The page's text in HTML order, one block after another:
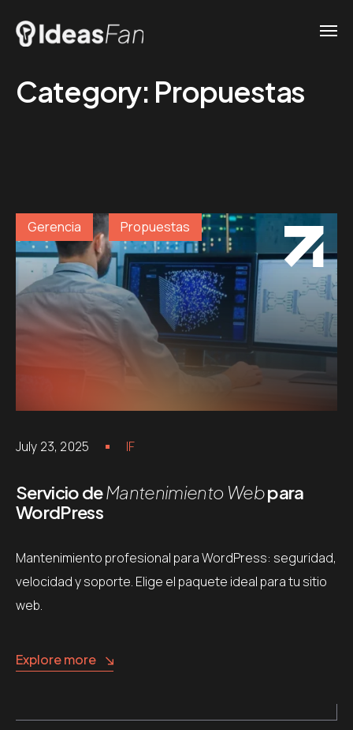
Category: Propuestas
Gerencia Propuestas
July 23, 2025 IF
Servicio deMantenimiento Webpara
WordPress
Mantenimiento profesional para WordPress: seguridad,
velocidad y soporte. Elige el paquete ideal para tu sitio
web.
Explore more